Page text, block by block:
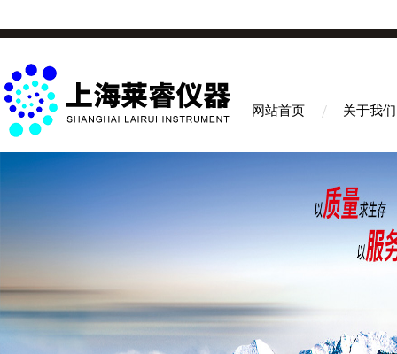
网站首页 关于我们